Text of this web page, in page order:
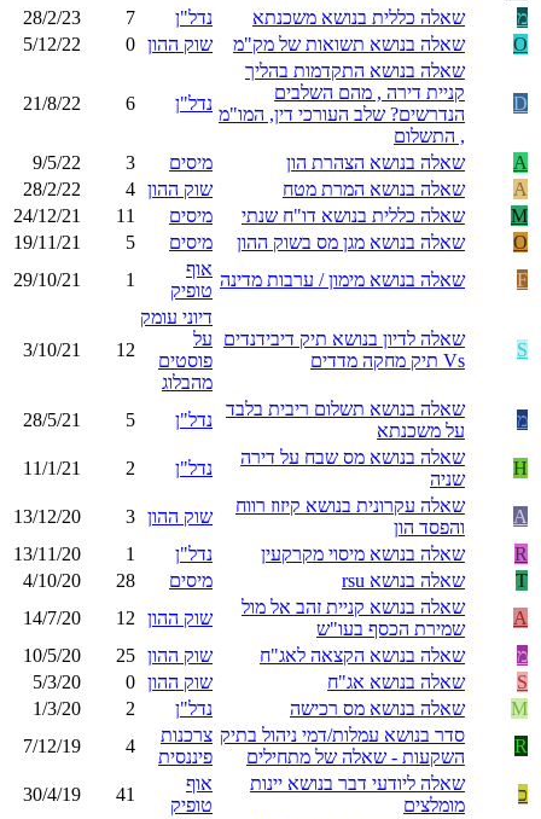
מ
שאלה כללית בנושא משכנתא נדל"ן 7
28/2/23
O
שאלה בנושא תשואות של מק"מ שוק ההון 0
5/12/22
D
שאלה בנושא התקדמות בהליך
קניית דירה , מהם השלבים
הנדרשים? שלב העורכי דין, המו"מ
, התשלום
נדל"ן 6
21/8/22
A שאלה בנושא הצהרת הון מיסים 3
9/5/22
A
שאלה בנושא המרת מטח שוק ההון 4
28/2/22
M
שאלה כללית בנושא דו"ח שנתי מיסים 11
24/12/21
O
שאלה בנושא מגן מס בשוק ההון מיסים 5
19/11/21
F
שאלה בנושא מימון / ערבות מדינה
אוף
טופיק
1
29/10/21
S
שאלה לדיון בנושא תיק דיבידנדים
Vs תיק מחקה מדדים
דיוני עומק
על
פוסטים
מהבלוג
12
3/10/21
מ
שאלה בנושא תשלום ריבית בלבד
על משכנתא
נדל"ן 5
28/5/21
H
שאלה בנושא מס שבח על דירה
שניה
נדל"ן 2
11/1/21
A
שאלה עקרונית בנושא קיזוז רווח
והפסד הון
שוק ההון 3
13/12/20
R
שאלה בנושא מיסוי מקרקעין נדל"ן 1
13/11/20
T
שאלה בנושא rsu מיסים 28
4/10/20
A
שאלה בנושא קניית זהב אל מול
שמירת הכסף בעו"ש
שוק ההון 12
14/7/20
מ
שאלה בנושא הקצאה לאג"ח שוק ההון 25
10/5/20
S
שאלה בנושא אג"ח שוק ההון 0
5/3/20
M
שאלה בנושא מס רכישה נדל"ן 2
1/3/20
R
סדר בנושא עמלות/דמי ניהול בתיק
השקעות - שאלה של מתחילים
צרכנות
פיננסית
4
7/12/19
כ
שאלה ליודעי דבר בנושא יינות
מומלצים
אוף
טופיק
41
30/4/19